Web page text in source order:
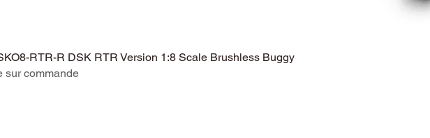
Aperçu rapide
RTR-R DSK RTR Version 1:8 Scale Brushless Buggy
sur commande